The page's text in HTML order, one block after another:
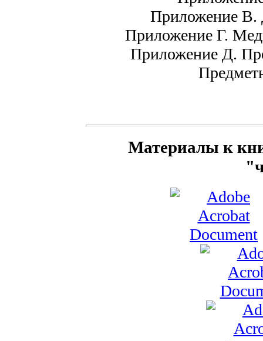
Приложение В.
Приложение Г.
Приложение Д.
Материалы к